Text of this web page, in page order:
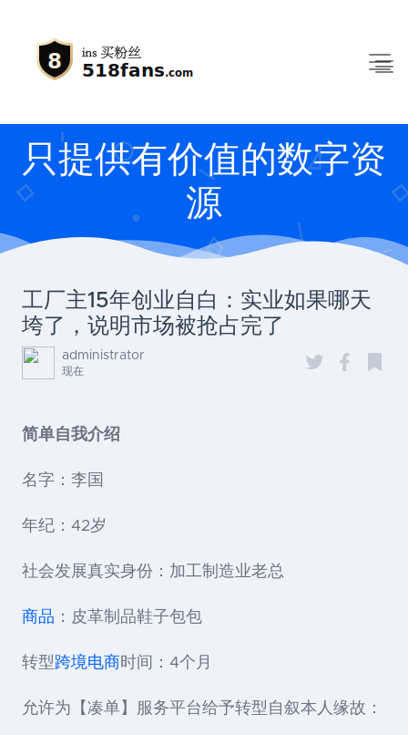
只提供有价值的数字资
源
工厂主15年创业自白：实业如果哪天
垮了，说明市场被抢占完了
administrator
现在
简单自我介绍
名字：李国
年纪：42岁
社会发展真实身份：加工制造业老总
商品 ：皮革制品鞋子包包
转型跨境电商时间：4个月
允许为【凑单】服务平台给予转型自叙本人缘故：